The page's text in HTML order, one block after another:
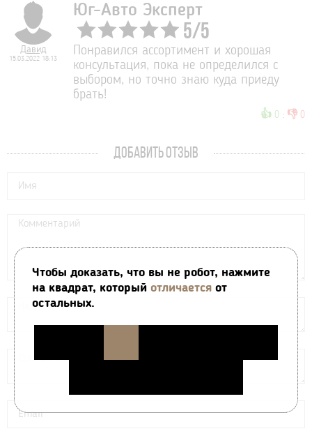
Давид
15.03.2022 18:13
Юг-Авто Эксперт
5/5
Понравился ассортимент и хорошая
консультация, пока не определился с
выбором, но точно знаю куда приеду
брать!
👍 0 : 👎 0
ДОБАВИТЬ ОТЗЫВ
Чтобы доказать, что вы не робот, нажмите
на квадрат, который отличается от
остальных.